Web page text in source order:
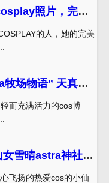
雪晴astray的cosplay照片，完美呈现角色的魅力
的人，她的完美
感受“雪晴astra牧场物语” 天真无邪的美丽，
而充满活力的cos博
热爱cos的小仙女雪晴astra神社，最新cos作品等你来pick
飞扬的热爱cos的小仙